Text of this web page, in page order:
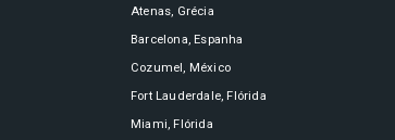
Atenas, Grécia
Barcelona, Espanha
Cozumel, México
Fort Lauderdale, Flórida
Miami, Flórida